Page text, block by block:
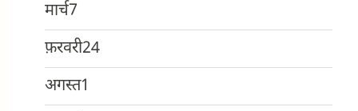
मार्च7
फ़रवरी24
अगस्त1